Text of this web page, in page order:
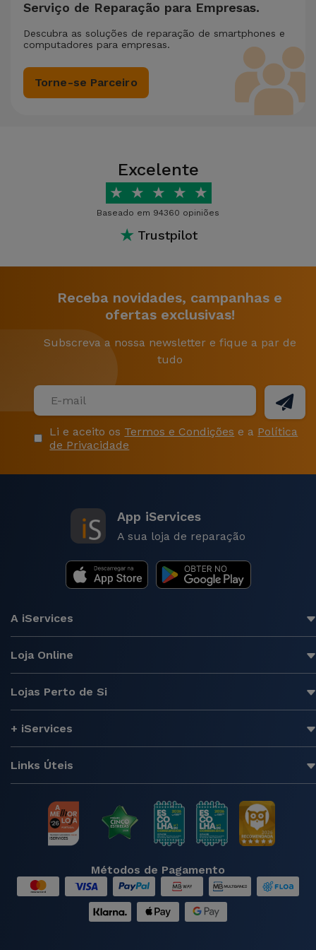
Serviço de Reparação para Empresas.
Descubra as soluções de reparação de smartphones e
computadores para empresas.
Torne-se Parceiro
Excelente
★ ★ ★ ★ ★
Baseado em 94360 opiniões
★ Trustpilot
Receba novidades, campanhas e
ofertas exclusivas!
Subscreva a nossa newsletter e fique a par de
tudo
Li e aceito os Termos e Condições e a Política
de Privacidade
App iServices
A sua loja de reparação
A iServices
Loja Online
Lojas Perto de Si
+ iServices
Links Úteis
Métodos de Pagamento